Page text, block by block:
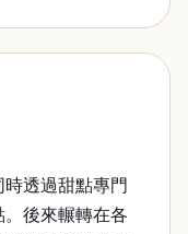
透過甜點專門
後來輾轉在各